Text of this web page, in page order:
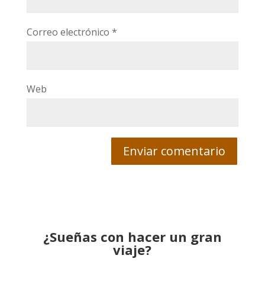
Correo electrónico *
Web
¿Sueñas con hacer un gran
viaje?